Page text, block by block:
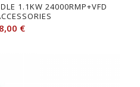
1.1KW 24000RMP+VFD
€